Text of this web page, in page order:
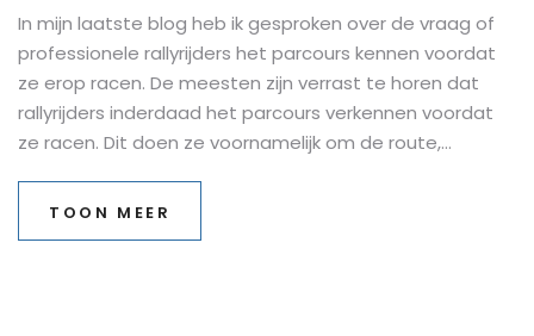
In mijn laatste blog heb ik gesproken over de vraag of
professionele rallyrijders het parcours kennen voordat
ze erop racen. De meesten zijn verrast te horen dat
rallyrijders inderdaad het parcours verkennen voordat
ze racen. Dit doen ze voornamelijk om de route,
voorbereiding is cruciaal voor hun succes en veiligheid
TOON MEER